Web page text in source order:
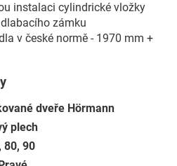
instalaci cylindrické vložky
zámku
v české normě - 1970 mm +
dveře Hörmann
plech
, 80, 90